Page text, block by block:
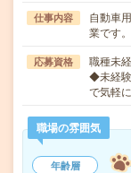
仕事内容
自動車
業です
応募資格
職種未
◆未経験
で気軽
職場の雰囲気
年齢層